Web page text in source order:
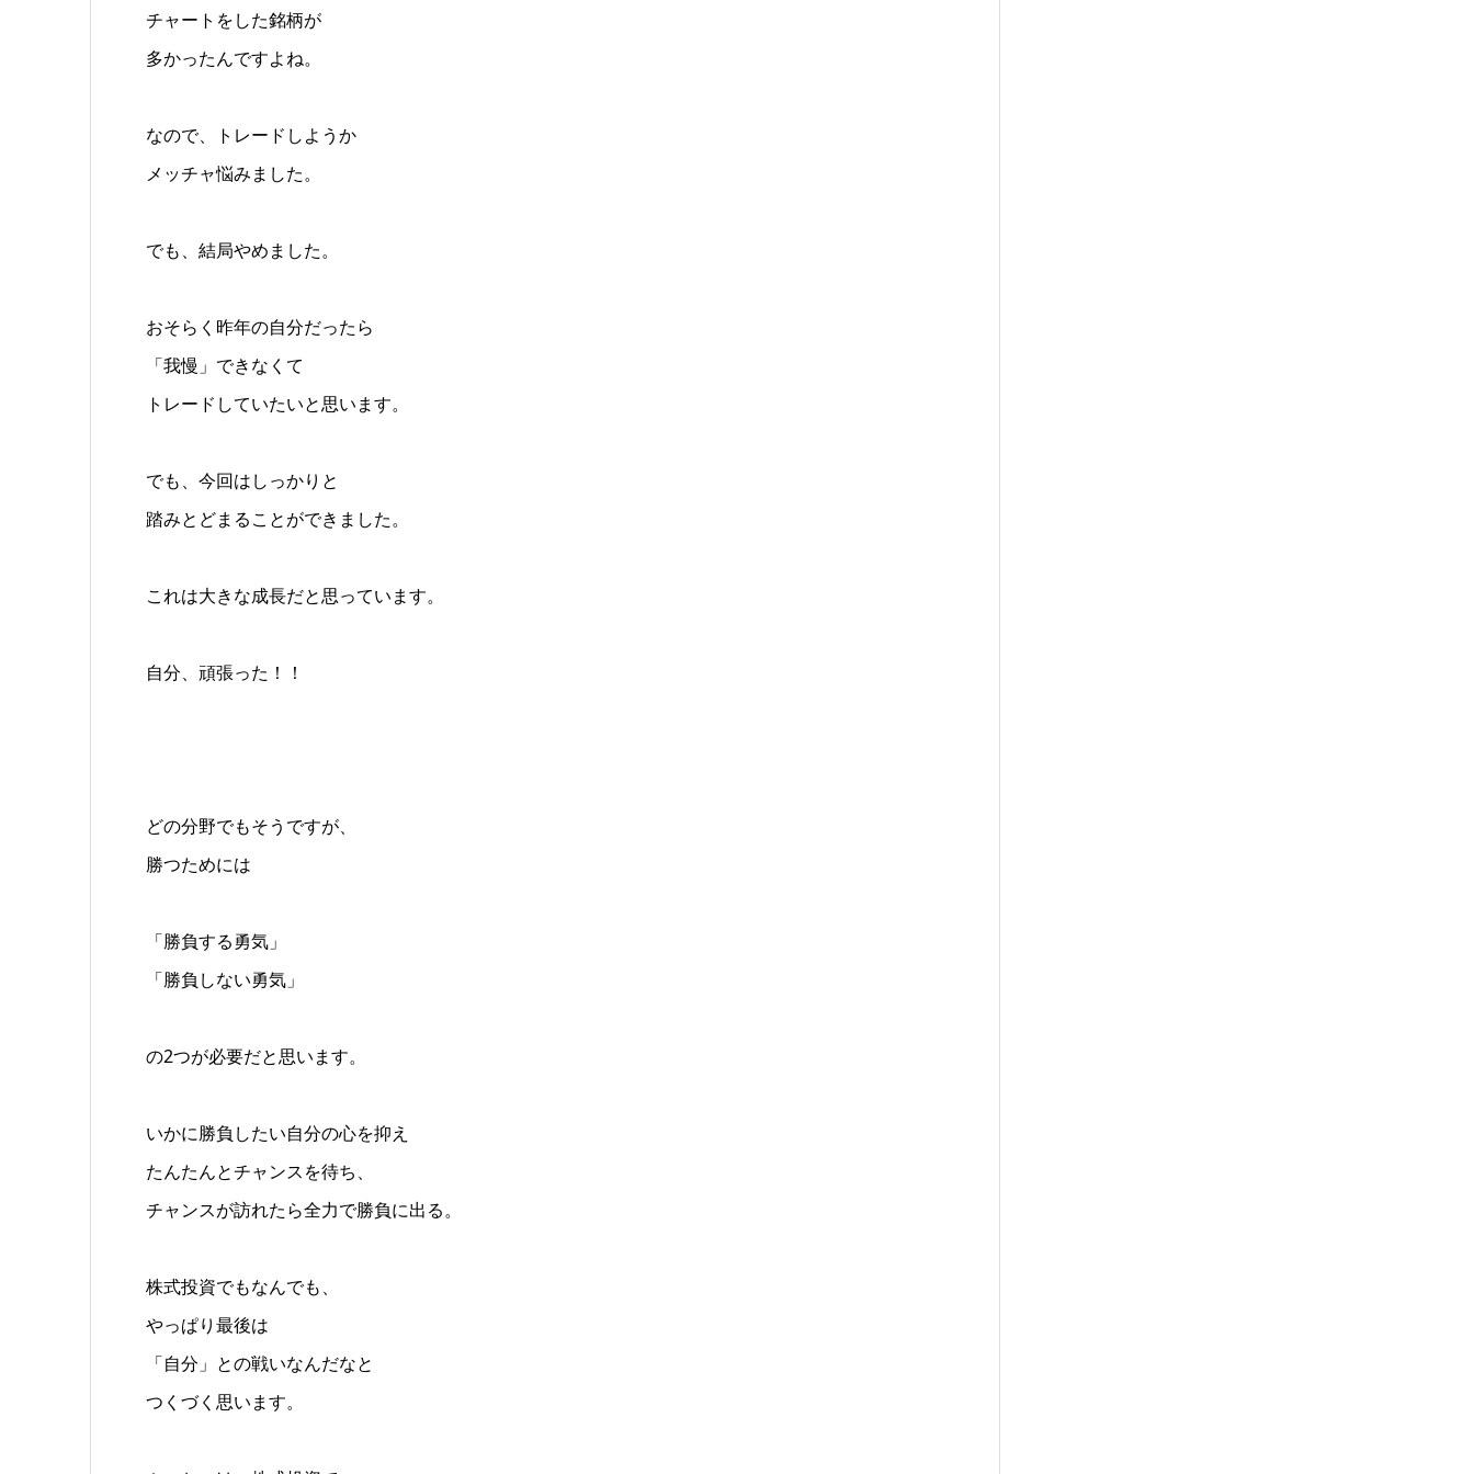
チャートをした銘柄が
多かったんですよね。
なので、トレードしようか
メッチャ悩みました。
でも、結局やめました。
おそらく昨年の自分だったら
「我慢」できなくて
トレードしていたいと思います。
でも、今回はしっかりと
踏みとどまることができました。
これは大きな成長だと思っています。
自分、頑張った！！
どの分野でもそうですが、
勝つためには
「勝負する勇気」
「勝負しない勇気」
の2つが必要だと思います。
いかに勝負したい自分の心を抑え
たんたんとチャンスを待ち、
チャンスが訪れたら全力で勝負に出る。
株式投資でもなんでも、
やっぱり最後は
「自分」との戦いなんだなと
つくづく思います。